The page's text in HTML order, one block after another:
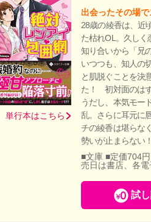
単行本はこちら
出会ったその場
28歳の綾香は、近
た枯れOL。久しく
知り合いから「兄
いつつも、知人の
と肌脱ぐことを決
た！ 初対面のは
うだし、本気モー
乱。さらに耳元に
チの綾香は堪らな
勢いが止まらない！
■文庫 ■定価704
売日は書店、各電
試